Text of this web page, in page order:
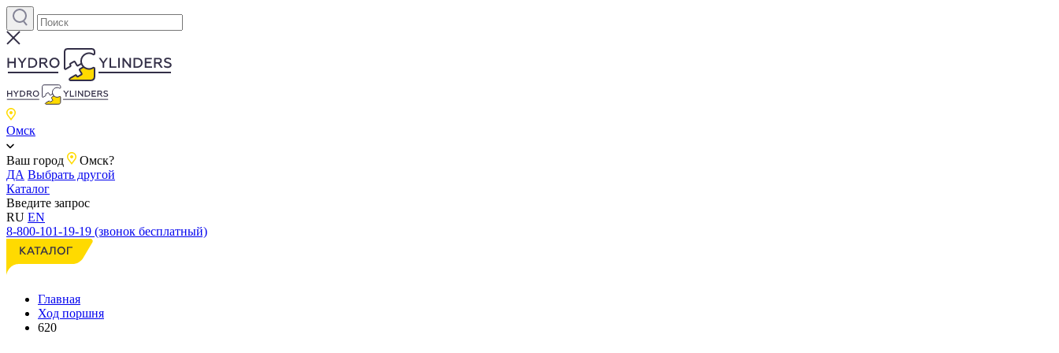
Омск
Ваш город
Омск?
ДА Выбрать другой
Каталог
Введите запрос
RU EN
8-800-101-19-19 (звонок бесплатный)
Главная
Ход поршня
620